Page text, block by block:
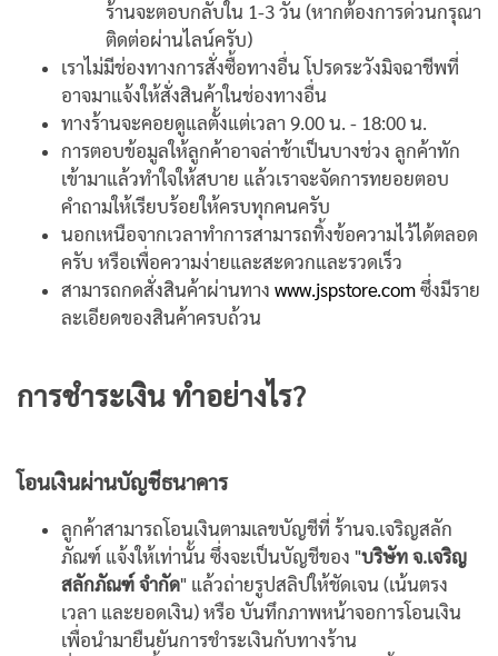
ร้านจะตอบกลับใน 1-3 วัน (หากต้องการด่วนกรุณา
ติดต่อผ่านไลน์ครับ)
เราไม่มีช่องทางการสั่งซื้อทางอื่น โปรดระวังมิจฉาชีพที่
อาจมาแจ้งให้สั่งสินค้าในช่องทางอื่น
ทางร้านจะคอยดูแลตั้งแต่เวลา 9.00 น. - 18:00 น.
การตอบข้อมูลให้ลูกค้าอาจล่าช้าเป็นบางช่วง ลูกค้าทัก
เข้ามาแล้วทำใจให้สบาย แล้วเราจะจัดการทยอยตอบ
คำถามให้เรียบร้อยให้ครบทุกคนครับ
นอกเหนือจากเวลาทำการสามารถทิ้งข้อความไว้ได้ตลอด
ครับ หรือเพื่อความง่ายและสะดวกและรวดเร็ว
สามารถกดสั่งสินค้าผ่านทาง www.jspstore.comซึ่งมีราย
ละเอียดของสินค้าครบถ้วน
การชำระเงิน ทำอย่างไร?
โอนเงินผ่านบัญชีธนาคาร
ลูกค้าสามารถโอนเงินตามเลขบัญชีที่ ร้านจ.เจริญสลัก
ภัณฑ์ แจ้งให้เท่านั้น ซึ่งจะเป็นบัญชีของ "บริษัท จ.เจริญ
สลักภัณฑ์ จำกัด" แล้วถ่ายรูปสลิปให้ชัดเจน (เน้นตรง
เวลา และยอดเงิน) หรือ บันทึกภาพหน้าจอการโอนเงิน
เพื่อนำมายืนยันการชำระเงินกับทางร้าน